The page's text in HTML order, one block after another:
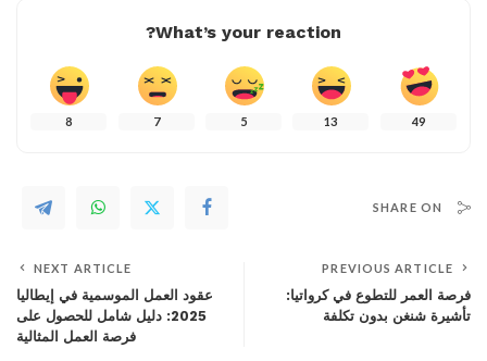
What’s your reaction?
49
13
5
7
8
SHARE ON
PREVIOUS ARTICLE
فرصة العمر للتطوع في كرواتيا:
تأشيرة شنغن بدون تكلفة
NEXT ARTICLE
عقود العمل الموسمية في إيطاليا
2025: دليل شامل للحصول على
فرصة العمل المثالية